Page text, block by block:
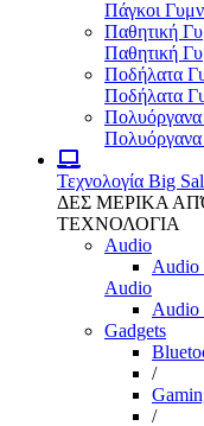
Πάγκοι
Παθητική
Παθητική
Ποδήλατα
Ποδήλατα
Πολυόργανα
Πολυόργανα
Τεχνολογία Big
ΔΕΣ ΜΕΡΙΚΑ
ΤΕΧΝΟΛΟΓΙΑ
Audio
Audio
Audio
Audio
Gadgets
/
/